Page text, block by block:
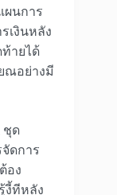
ผนการ
เงินหลัง
ายได้
ณอย่างมี
ชุด
ดการ
อง
งี้ทีหลัง